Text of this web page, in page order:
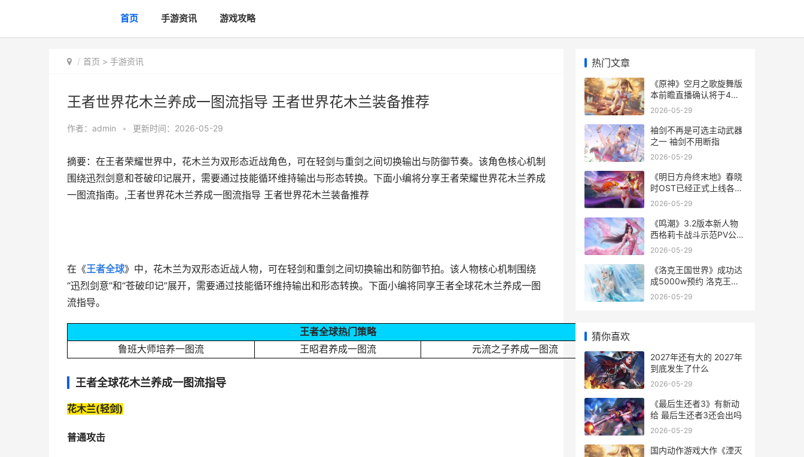
首页 手游资讯 游戏攻略
首页 > 手游资讯
王者世界花木兰养成一图流指导 王者世界花木兰装备推荐
作者： admin • 更新时间：2026-05-29
摘要：在王者荣耀世界中，花木兰为双形态近战角色，可在轻剑与重剑之间切换输出与防御节奏。该角色核心机制
围绕迅烈剑意和苍破印记展开，需要通过技能循环维持输出与形态转换。下面小编将分享王者荣耀世界花木兰养成
一图流指南。,王者世界花木兰养成一图流指导 王者世界花木兰装备推荐
在《王者全球》中，花木兰为双形态近战人物，可在轻剑和重剑之间切换输出和防御节拍。该人物核心机制围绕
“迅烈剑意”和“苍破印记”展开，需要通过技能循环维持输出和形态转换。下面小编将同享王者全球花木兰养成一图
流指导。
王者全球热门策略
鲁班大师培养一图流
王昭君养成一图流 元流之子养成一图流
王者全球花木兰养成一图流指导
花木兰(轻剑)
普通攻击
热门文章
《原神》空月之歌旋舞版
本前瞻直播确认将于4月8
日正式播出 原神空月之歌
2026-05-29
袖剑不再是可选主动武器
之一 袖剑不用断指
2026-05-29
《明日方舟终末地》春晓
时OST已经正式上线各大
音乐平台 明日方舟终末地
2026-05-29
《鸣潮》3.2版本新人物
西格莉卡战斗示范PV公开
潮鸣前奏
2026-05-29
《洛克王国世界》成功达
成5000w预约 洛克王国
世界云游戏
2026-05-29
猜你喜欢
2027年还有大的 2027年
到底发生了什么
2026-05-29
《最后生还者3》有新动
给 最后生还者3还会出吗
2026-05-29
国内动作游戏大作《湮灭